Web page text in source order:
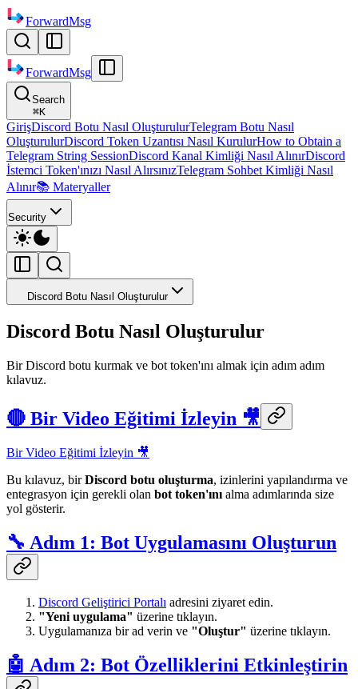
ForwardMsg
ForwardMsg
Search
⌘K
GirişDiscord Botu Nasıl OluşturulurTelegram Botu Nasıl
OluşturulurDiscord Token Uzantısı Nasıl KurulurHow to Obtain a
Telegram String SessionDiscord Kanal Kimliği Nasıl AlınırDiscord
İstemci Token'ınızı Nasıl AlırsınızTelegram Sohbet Kimliği Nasıl
Alınır📚 Materyaller
Security
Discord Botu Nasıl Oluşturulur
Discord Botu Nasıl Oluşturulur
Bir Discord botu kurmak ve bot token'ını almak için adım adım
kılavuz.
🔴 Bir Video Eğitimi İzleyin 🎥
Bir Video Eğitimi İzleyin 🎥
Bu kılavuz, birDiscord botu oluşturma, izinlerini yapılandırma ve
entegrasyon için gerekli olan bot token'ını alma adımlarında size
yol gösterir.
🔧 Adım 1: Bot Uygulamasını Oluşturun
Discord Geliştirici Portalı adresini ziyaret edin.
"Yeni uygulama" üzerine tıklayın.
Uygulamanıza bir ad verin ve "Oluştur" üzerine tıklayın.
🤖 Adım 2: Bot Özelliklerini Etkinleştirin